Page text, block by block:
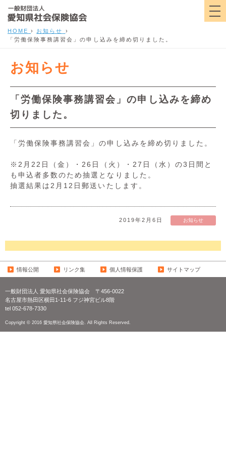
HOME › お知らせ
›
「労働保険事務講習会」の申し込みを締め切りました。
お知らせ
「労働保険事務講習会」の申し込みを締め
切りました。
「労働保険事務講習会」の申し込みを締め切りました。
※2月22日（金）・26日（火）・27日（水）の3日間と
も申込者多数のため抽選となりました。
抽選結果は2月12日郵送いたします。
2019年2月6日 お知らせ
情報公開 リンク集 個人情報保護 サイトマップ
一般財団法人 愛知県社会保険協会 〒456-0022
名古屋市熱田区横田1-11-6 フジ神宮ビル8階
tel 052-678-7330
Copyright © 2016 愛知県社会保険協会. All Rights Reserved.